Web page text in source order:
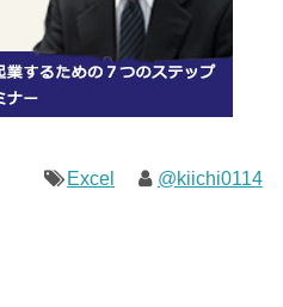
Excel @kiichi0114